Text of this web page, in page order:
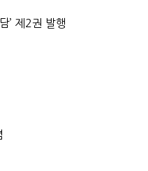
’ 제2권 발행